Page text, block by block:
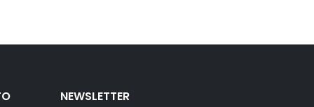
NEWSLETTER